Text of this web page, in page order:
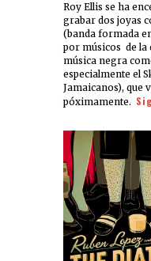
Roy Ellis se ha
grabar dos joyas
(banda formada
por músicos de la
música negra
especialmente el
Jamaicanos), que
póximamente.